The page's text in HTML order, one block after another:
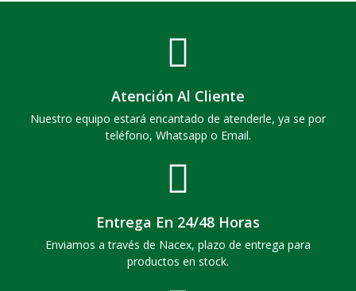
Atención Al Cliente
Nuestro equipo estará encantado de atenderle, ya se por
teléfono, Whatsapp o Email.
Entrega En 24/48 Horas
Enviamos a través de Nacex, plazo de entrega para
productos en stock.